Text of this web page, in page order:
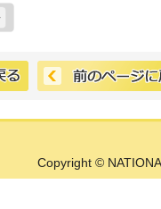
Copyright ©